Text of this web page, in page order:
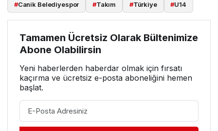
#Canik Belediyespor #Takım #Türkiye #U14
Tamamen Ücretsiz Olarak Bültenimize
Abone Olabilirsin
Yeni haberlerden haberdar olmak için fırsatı
kaçırma ve ücretsiz e-posta aboneliğini hemen
başlat.